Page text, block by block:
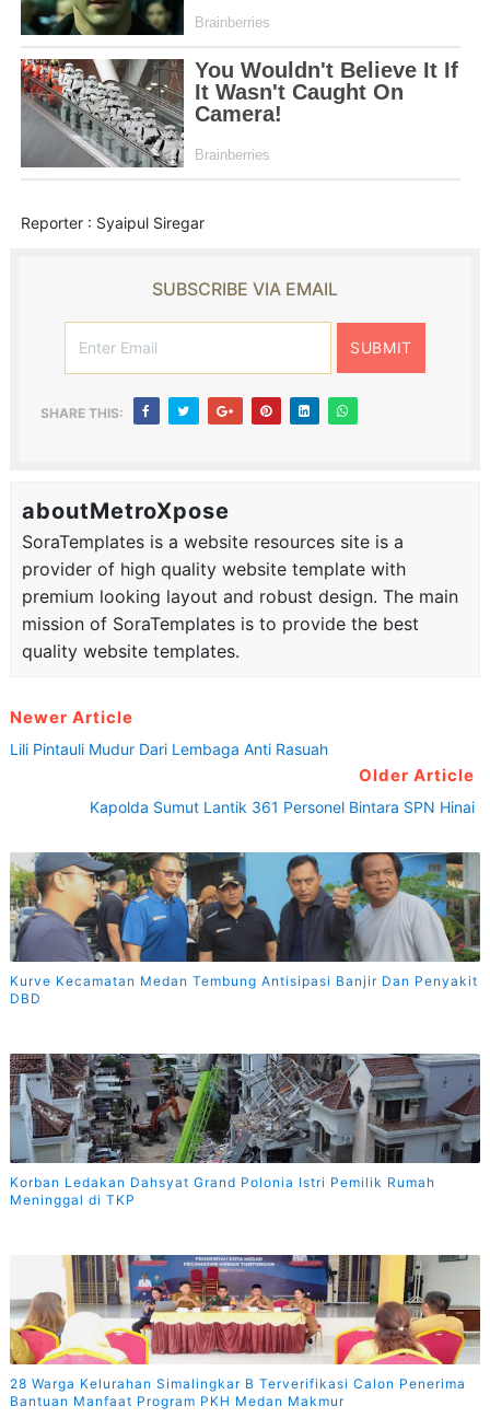
Reporter : Syaipul Siregar
SUBSCRIBE VIA EMAIL
SHARE THIS:
aboutMetroXpose
SoraTemplates is a website resources site is a
provider of high quality website template with
premium looking layout and robust design. The main
mission of SoraTemplates is to provide the best
quality website templates.
Newer Article
Lili Pintauli Mudur Dari Lembaga Anti Rasuah
Older Article
Kapolda Sumut Lantik 361 Personel Bintara SPN Hinai
Kurve Kecamatan Medan Tembung Antisipasi Banjir Dan Penyakit
DBD
Korban Ledakan Dahsyat Grand Polonia Istri Pemilik Rumah
Meninggal di TKP
28 Warga Kelurahan Simalingkar B Terverifikasi Calon Penerima
Bantuan Manfaat Program PKH Medan Makmur